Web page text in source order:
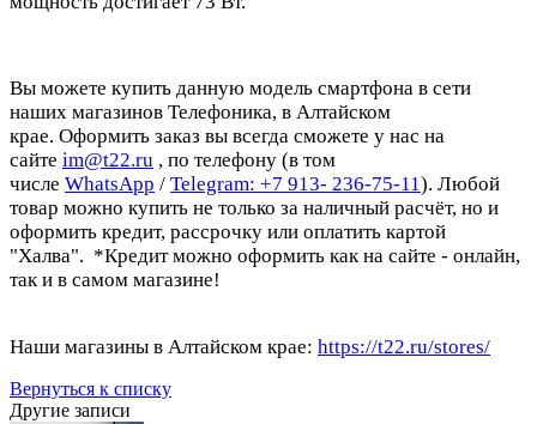
Вы можете купить данную модель смартфона в сети
наших магазинов Телефоника, в Алтайском
крае. Оформить заказ вы всегда сможете у нас на
сайте im@t22.ru , по телефону (в том
числе WhatsApp / Telegram: +7 913- 236-75-11). Любой
товар можно купить не только за наличный расчёт, но и
оформить кредит, рассрочку или оплатить картой
"Халва". *Кредит можно оформить как на сайте - онлайн,
так и в самом магазине!
Наши магазины в Алтайском крае: https://t22.ru/stores/
Вернуться к списку
Другие записи